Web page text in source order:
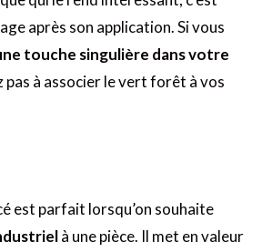
après son application. Si vous
touche singulière dans votre
pas à associer le vert forêt à vos
est parfait lorsqu’on souhaite
à une pièce. Il met en valeur